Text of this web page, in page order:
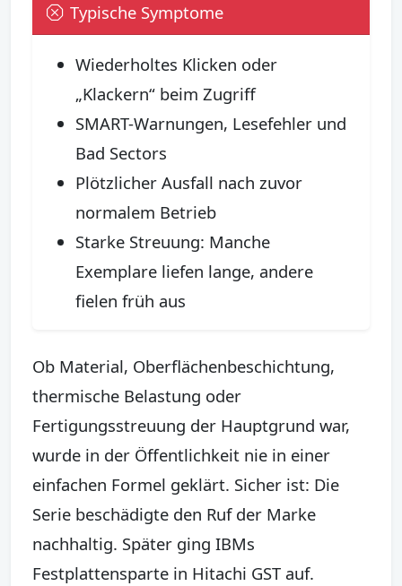
Typische Symptome
Wiederholtes Klicken oder
„Klackern“ beim Zugriff
SMART-Warnungen, Lesefehler und
Bad Sectors
Plötzlicher Ausfall nach zuvor
normalem Betrieb
Starke Streuung: Manche
Exemplare liefen lange, andere
fielen früh aus
Ob Material, Oberflächenbeschichtung,
thermische Belastung oder
Fertigungsstreuung der Hauptgrund war,
wurde in der Öffentlichkeit nie in einer
einfachen Formel geklärt. Sicher ist: Die
Serie beschädigte den Ruf der Marke
nachhaltig. Später ging IBMs
Festplattensparte in Hitachi GST auf.